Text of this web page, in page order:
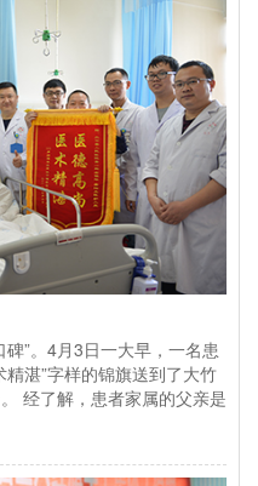
”。4月3日一大早，一名患
湛”字样的锦旗送到了大竹
经了解，患者家属的父亲是